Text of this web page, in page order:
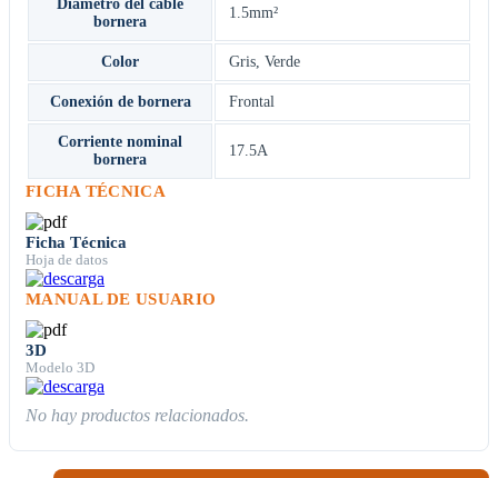
Diámetro del cable
bornera
1.5mm²
Color Gris Verde
Conexión de bornera Frontal
Corriente nominal
bornera
17.5A
FICHA TÉCNICA
Ficha Técnica
Hoja de datos
MANUAL DE USUARIO
3D
Modelo 3D
No hay productos relacionados.